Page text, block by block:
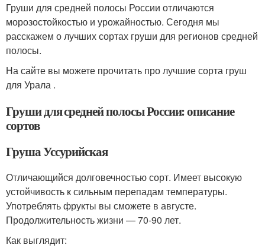
Груши для средней полосы России отличаются
морозостойкостью и урожайностью. Сегодня мы
расскажем о лучших сортах груши для регионов средней
полосы.
На сайте вы можете прочитать про лучшие сорта груш
для Урала .
Груши для средней полосы России: описание
сортов
Груша Уссурийская
Отличающийся долговечностью сорт. Имеет высокую
устойчивость к сильным перепадам температуры.
Употреблять фрукты вы сможете в августе.
Продолжительность жизни — 70-90 лет.
Как выглядит: